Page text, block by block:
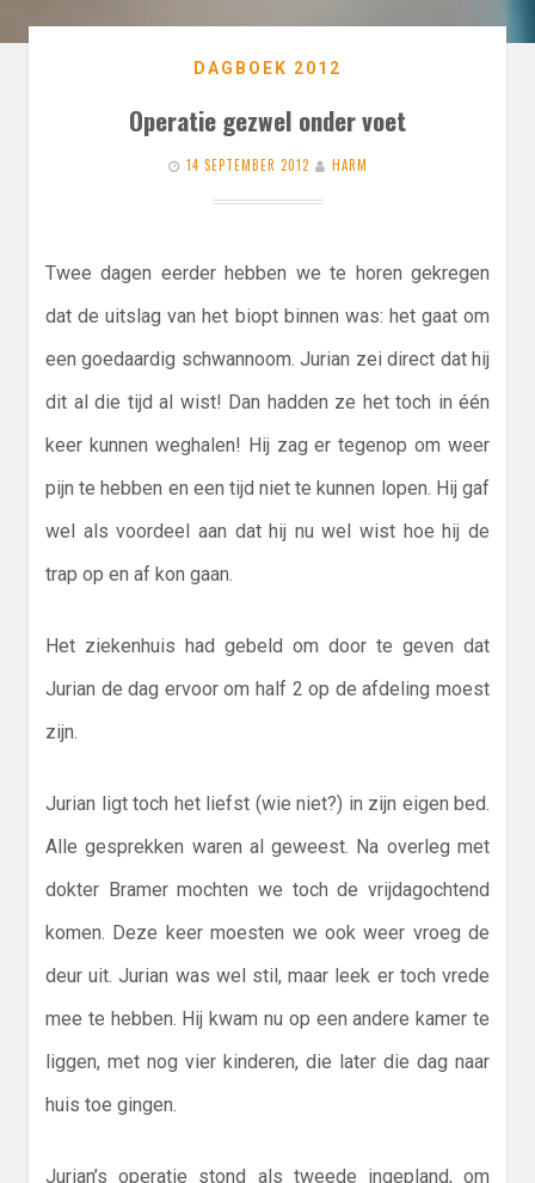
DAGBOEK 2012
Operatie gezwel onder voet
14 SEPTEMBER 2012 HARM
Twee dagen eerder hebben we te horen gekregen
dat de uitslag van het biopt binnen was: het gaat om
een goedaardig schwannoom. Jurian zei direct dat hij
dit al die tijd al wist! Dan hadden ze het toch in één
keer kunnen weghalen! Hij zag er tegenop om weer
pijn te hebben en een tijd niet te kunnen lopen. Hij gaf
wel als voordeel aan dat hij nu wel wist hoe hij de
trap op en af kon gaan.
Het ziekenhuis had gebeld om door te geven dat
Jurian de dag ervoor om half 2 op de afdeling moest
zijn.
Jurian ligt toch het liefst (wie niet?) in zijn eigen bed.
Alle gesprekken waren al geweest. Na overleg met
dokter Bramer mochten we toch de vrijdagochtend
komen. Deze keer moesten we ook weer vroeg de
deur uit. Jurian was wel stil, maar leek er toch vrede
mee te hebben. Hij kwam nu op een andere kamer te
liggen, met nog vier kinderen, die later die dag naar
huis toe gingen.
Jurian’s operatie stond als tweede ingepland, om